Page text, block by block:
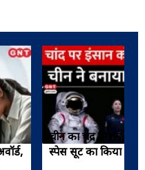
चीन का चंद्र मिशन,
स्पेस सूट का किया